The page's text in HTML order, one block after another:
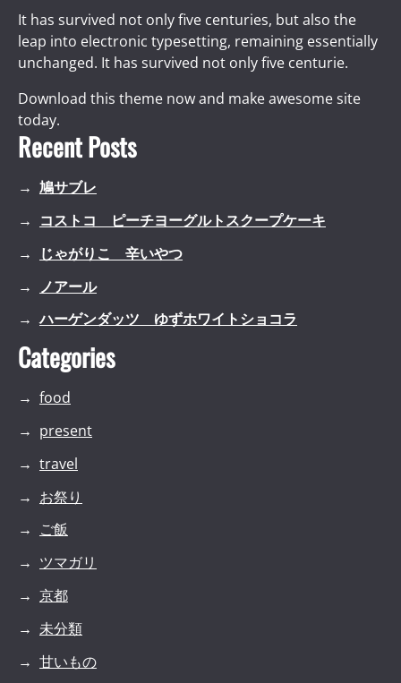
It has survived not only five centuries, but also the
leap into electronic typesetting, remaining essentially
unchanged. It has survived not only five centurie.
Download this theme now and make awesome site
today.
Recent Posts
鳩サブレ
コストコ ピーチヨーグルトスクープケーキ
じゃがりこ 辛いやつ
ノアール
ハーゲンダッツ ゆずホワイトショコラ
Categories
food
present
travel
お祭り
ご飯
ツマガリ
京都
未分類
甘いもの